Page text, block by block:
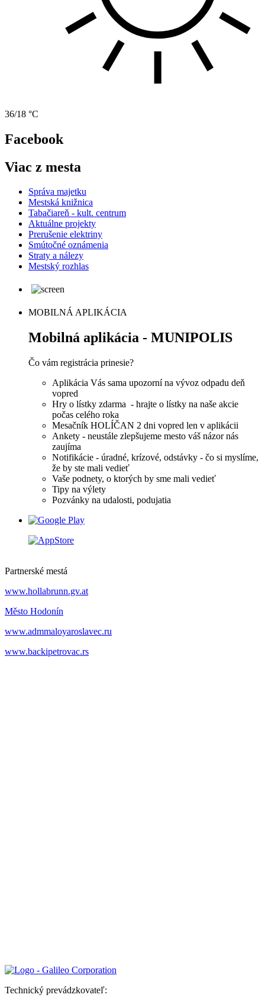
36/18 °C
Facebook
Viac z mesta
Správa majetku
Mestská knižnica
Tabačiareň - kult. centrum
Aktuálne projekty
Prerušenie elektriny
Smútočné oznámenia
Straty a nálezy
Mestský rozhlas
MOBILNÁ APLIKÁCIA
Mobilná aplikácia - MUNIPOLIS
Čo vám registrácia prinesie?
Aplikácia Vás sama upozorní na vývoz odpadu deň
vopred
Hry o lístky zdarma - hrajte o lístky na naše akcie
počas celého roka
Mesačník HOLÍČAN 2 dni vopred len v aplikácii
Ankety - neustále zlepšujeme mesto váš názor nás
zaujíma
Notifikácie - úradné, krízové, odstávky - čo si myslíme,
že by ste mali vedieť
Vaše podnety, o ktorých by sme mali vedieť
Tipy na výlety
Pozvánky na udalosti, podujatia
Partnerské mestá
www.hollabrunn.gv.at
Město Hodonín
www.admmaloyaroslavec.ru
www.backipetrovac.rs
Technický prevádzkovateľ: